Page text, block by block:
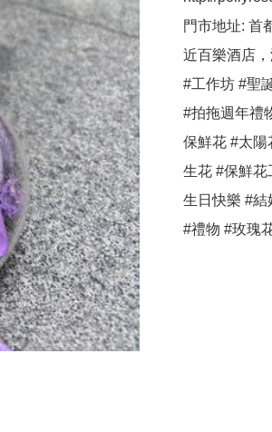
門市地址: 首
近百樂酒店，
#工作坊 #聖
#拍拖週年禮
保鮮花 #太陽
生花 #保鮮花
生日快樂 #結
#禮物 #玫瑰